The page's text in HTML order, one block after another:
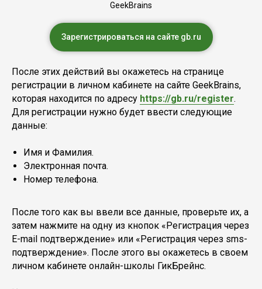
GeekBrains
Зарегистрироваться на сайте gb.ru
После этих действий вы окажетесь на странице
регистрации в личном кабинете на сайте GeekBrains,
которая находится по адресу https://gb.ru/register.
Для регистрации нужно будет ввести следующие
данные:
Имя и Фамилия.
Электронная почта.
Номер телефона.
После того как вы ввели все данные, проверьте их, а
затем нажмите на одну из кнопок «Регистрация через
E-mail подтверждение» или «Регистрация через sms-
подтверждение». После этого вы окажетесь в своем
личном кабинете онлайн-школы ГикБрейнс.